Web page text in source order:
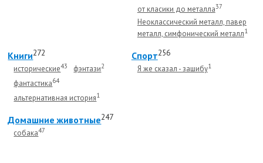
от класики до металла37
Неоклассический металл, павер
металл, симфонический металл1
Книги272
исторические43 фэнтази2
фантастика64
альтернативная история1
Спорт256
Я же сказал - зашибу1
Домашние животные247
собака47